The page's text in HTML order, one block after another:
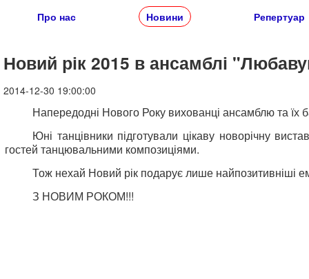
Про нас Новини Репертуар
Новий рік 2015 в ансамблі
2014-12-30 19:00:00
Напередодні Нового Року вихованці ансамблю та їх
Юні танцівники підготували цікаву новорічну
гостей танцювальними композиціями.
Тож нехай Новий рік подарує лише найпозитивніші
З НОВИМ РОКОМ!!!